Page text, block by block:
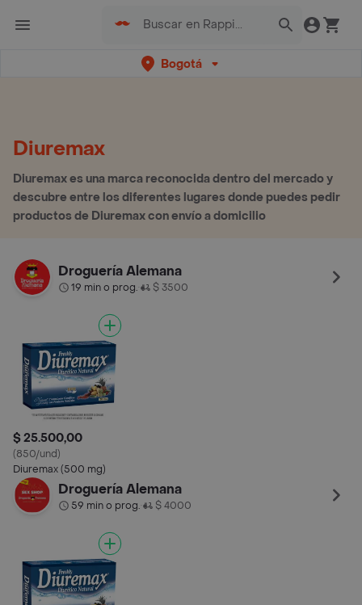
Bogotá
Diuremax
Diuremax es una marca reconocida dentro del mercado y
descubre entre los diferentes lugares donde puedes pedir
productos de Diuremax con envío a domicilio
Droguería Alemana
19 min o prog.• $ 3500
$ 25.500,00
(850/und)
Diuremax (500 mg)
Droguería Alemana
59 min o prog.• $ 4000